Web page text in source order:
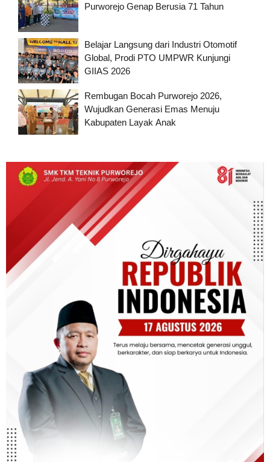
Purworejo Genap Berusia 71 Tahun
Belajar Langsung dari Industri Otomotif
Global, Prodi PTO UMPWR Kunjungi
GIIAS 2026
Rembugan Bocah Purworejo 2026,
Wujudkan Generasi Emas Menuju
Kabupaten Layak Anak